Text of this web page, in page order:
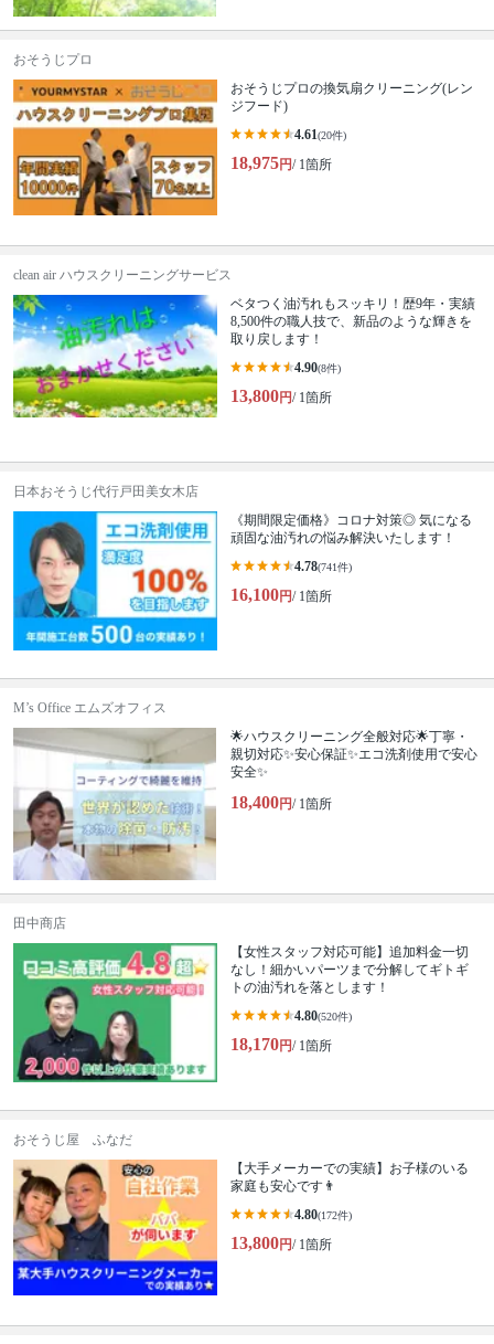
おそうじプロ
おそうじプロの換気扇クリーニング(レン
ジフード)
4.61(20件)
18,975円/ 1箇所
clean air ハウスクリーニングサービス
ベタつく油汚れもスッキリ！歴9年・実績
8,500件の職人技で、新品のような輝きを
取り戻します！
4.90(8件)
13,800円/ 1箇所
日本おそうじ代行戸田美女木店
《期間限定価格》コロナ対策◎ 気になる
頑固な油汚れの悩み解決いたします！
4.78(741件)
16,100円/ 1箇所
M’s Office エムズオフィス
🌟ハウスクリーニング全般対応🌟丁寧・
親切対応✨安心保証✨エコ洗剤使用で安心
安全✨
18,400円/ 1箇所
田中商店
【女性スタッフ対応可能】追加料金一切
なし！細かいパーツまで分解してギトギ
トの油汚れを落とします！
4.80(520件)
18,170円/ 1箇所
おそうじ屋 ふなだ
【大手メーカーでの実績】お子様のいる
家庭も安心です👨
4.80(172件)
13,800円/ 1箇所